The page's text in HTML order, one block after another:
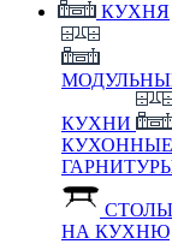
КУХНЯ
КУХНИ
КУХОННЫЕ
СТОЛЫ
НА КУХНЮ